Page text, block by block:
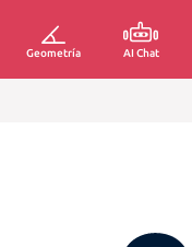
Geometría AI Chat